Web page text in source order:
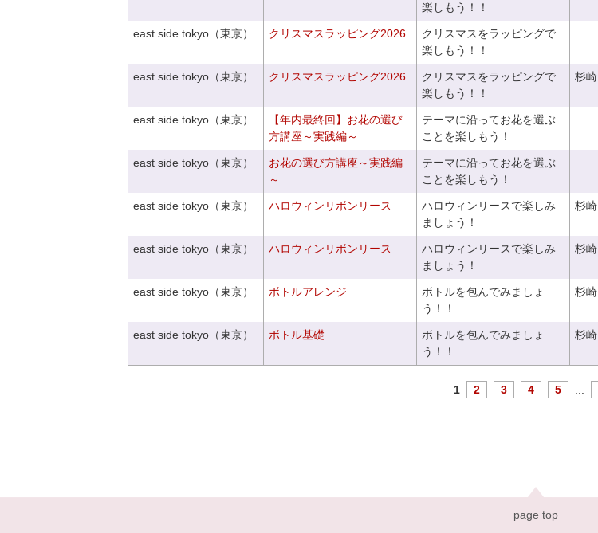
楽しもう！！
east side tokyo（東京） クリスマスラッピング2026
クリスマスをラッピングで
楽しもう！！
east side tokyo（東京） クリスマスラッピング2026
クリスマスをラッピングで
楽しもう！！
杉崎
east side tokyo（東京）
【年内最終回】お花の選び
方講座～実践編～
テーマに沿ってお花を選ぶ
ことを楽しもう！
east side tokyo（東京）
お花の選び方講座～実践編
～
テーマに沿ってお花を選ぶ
ことを楽しもう！
east side tokyo（東京） ハロウィンリボンリース
ハロウィンリースで楽しみ
ましょう！
杉崎
east side tokyo（東京） ハロウィンリボンリース
ハロウィンリースで楽しみ
ましょう！
杉崎
east side tokyo（東京） ボトルアレンジ
ボトルを包んでみましょ
う！！
杉崎
east side tokyo（東京） ボトル基礎
ボトルを包んでみましょ
う！！
杉崎
1 2 3 4 5
page top